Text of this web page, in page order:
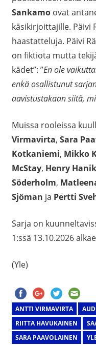
Sankamo ovat
käsikirjoittajille. Päivi
haastatteluja. Päivi
on fiktiota mutta
kädet”: ”En ole
enkä osallistunut
aavistustakaan siitä,
Muissa rooleissa
Virmavirta, Sara
Kotkaniemi, Mikko
McStay, Henry
Söderholm,
Sjöman ja Pertti
Sarja on
1:ssä 13.10.2026
(Yle)
ANTTI VIRMAVIRTA
RIITTA HAVUKAINEN
SARA PAAVOLAINEN